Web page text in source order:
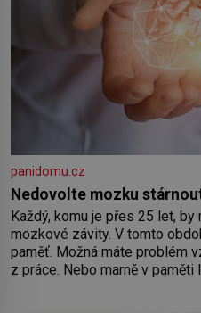
panidomu.cz
Nedovolte mozku
Každý, komu je přes 25 let,
mozkové závity. V tomto
paměť. Možná máte problém
z práce. Nebo marně v paměti